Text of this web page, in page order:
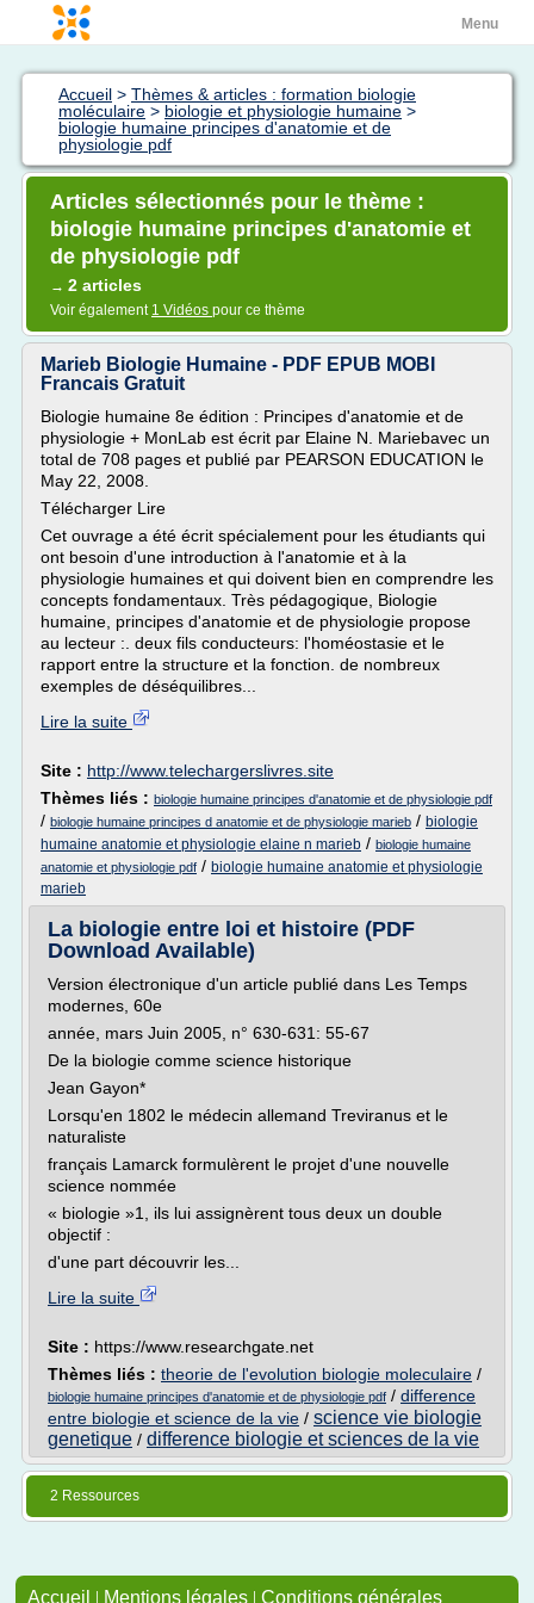
Menu
Accueil > Thèmes & articles : formation biologie
moléculaire > biologie et physiologie humaine >
biologie humaine principes d'anatomie et de
physiologie pdf
Articles sélectionnés pour le thème :
biologie humaine principes d'anatomie et
de physiologie pdf
→ 2 articles
Voir également 1 Vidéos pour ce thème
Marieb Biologie Humaine - PDF EPUB MOBI
Francais Gratuit
Biologie humaine 8e édition : Principes d'anatomie et de
physiologie + MonLab est écrit par Elaine N. Mariebavec un
total de 708 pages et publié par PEARSON EDUCATION le
May 22, 2008.
Télécharger Lire
Cet ouvrage a été écrit spécialement pour les étudiants qui
ont besoin d'une introduction à l'anatomie et à la
physiologie humaines et qui doivent bien en comprendre les
concepts fondamentaux. Très pédagogique, Biologie
humaine, principes d'anatomie et de physiologie propose
au lecteur :. deux fils conducteurs: l'homéostasie et le
rapport entre la structure et la fonction. de nombreux
exemples de déséquilibres...
Lire la suite
Site : http://www.telechargerslivres.site
Thèmes liés : biologie humaine principes d'anatomie et de physiologie pdf
/ biologie humaine principes d anatomie et de physiologie marieb / biologie
humaine anatomie et physiologie elaine n marieb / biologie humaine
anatomie et physiologie pdf / biologie humaine anatomie et physiologie
marieb
La biologie entre loi et histoire (PDF
Download Available)
Version électronique d'un article publié dans Les Temps
modernes, 60e
année, mars Juin 2005, n° 630-631: 55-67
De la biologie comme science historique
Jean Gayon*
Lorsqu'en 1802 le médecin allemand Treviranus et le
naturaliste
français Lamarck formulèrent le projet d'une nouvelle
science nommée
« biologie »1, ils lui assignèrent tous deux un double
objectif :
d'une part découvrir les...
Lire la suite
Site : https://www.researchgate.net
Thèmes liés : theorie de l'evolution biologie moleculaire /
biologie humaine principes d'anatomie et de physiologie pdf / difference
entre biologie et science de la vie / science vie biologie
genetique / difference biologie et sciences de la vie
2 Ressources
Accueil | Mentions légales | Conditions générales